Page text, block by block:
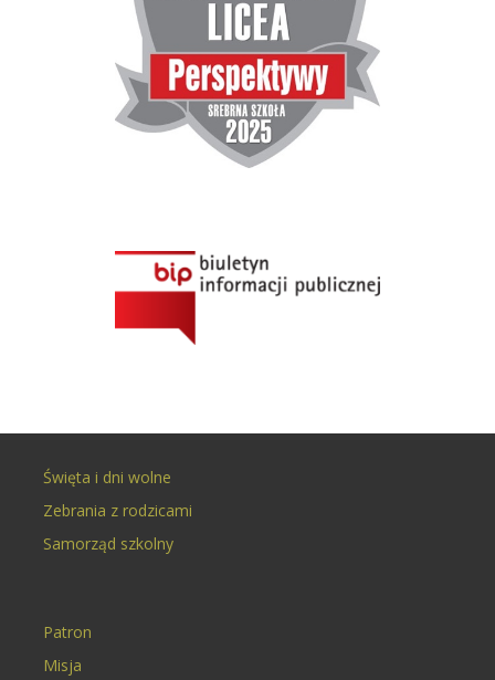
Święta i dni wolne
Zebrania z rodzicami
Samorząd szkolny
Patron
Misja